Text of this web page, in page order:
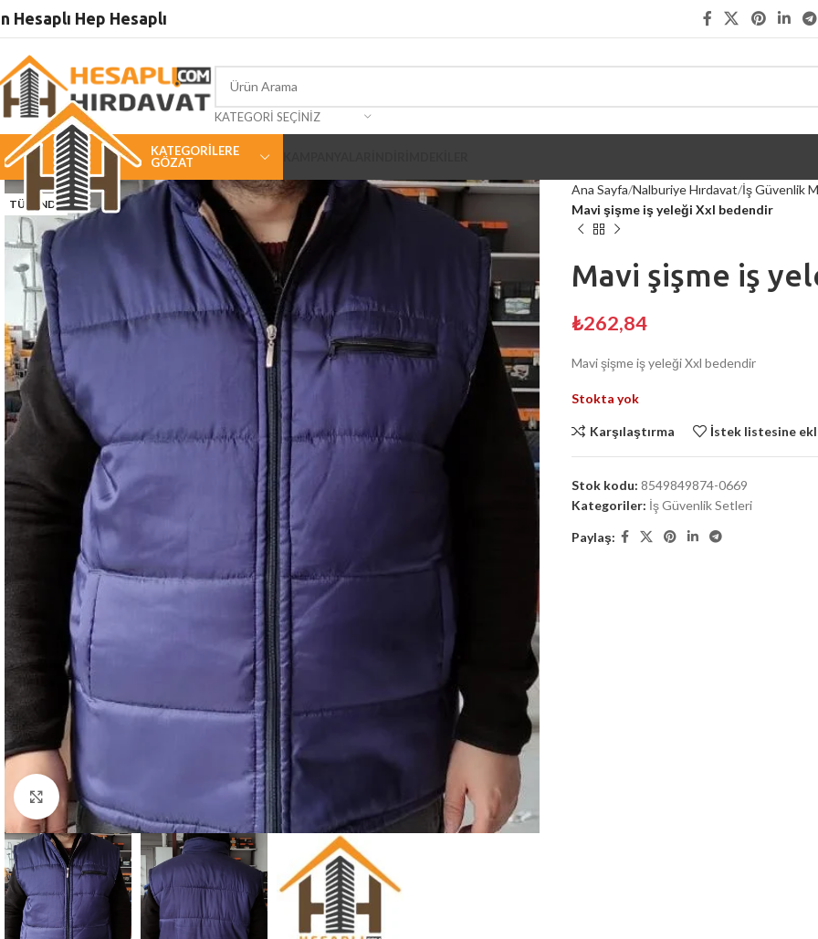
Hesaplı Hep Hesaplı
KATEGORI SEÇINIZ
KATEGORILERE
GÖZAT
TÜKENDI
Büyütmek için tıklayın
Ana Sayfa Nalburiye Hırdavat İş Güvenlik
Mavi şişme iş yeleği Xxl bedendir
Mavi şişme iş
₺262,84
Mavi şişme iş yeleği Xxl bedendir
Stokta yok
Karşılaştırma İstek listesine
Stok kodu: 8549849874-0669
Kategoriler: İş Güvenlik Setleri
Paylaş:
ÜSTÜ ALIŞVERİŞLERİNİZDE KARGO ÜCRETSİZ